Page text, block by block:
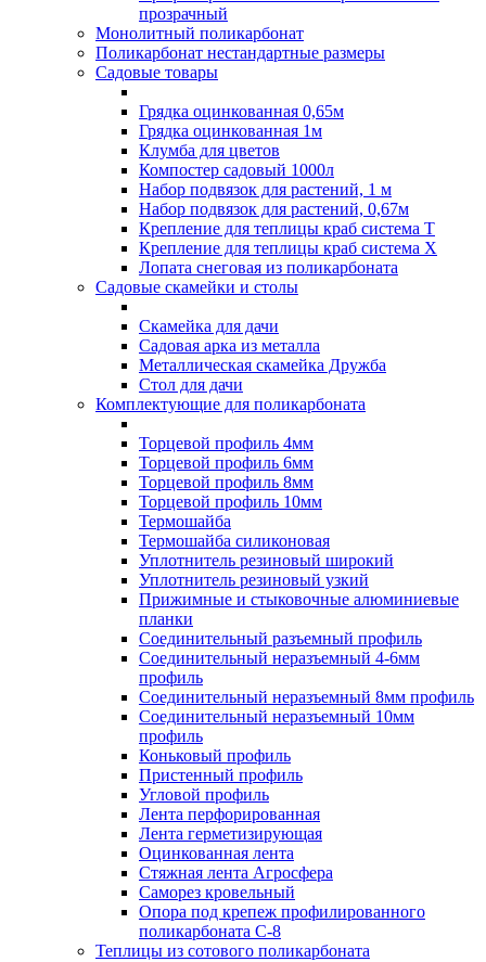
прозрачный
Монолитный поликарбонат
Поликарбонат нестандартные размеры
Садовые товары
Грядка оцинкованная 0,65м
Грядка оцинкованная 1м
Клумба для цветов
Компостер садовый 1000л
Набор подвязок для растений, 1 м
Набор подвязок для растений, 0,67м
Крепление для теплицы краб система Т
Крепление для теплицы краб система Х
Лопата снеговая из поликарбоната
Садовые скамейки и столы
Скамейка для дачи
Садовая арка из металла
Металлическая скамейка Дружба
Стол для дачи
Комплектующие для поликарбоната
Торцевой профиль 4мм
Торцевой профиль 6мм
Торцевой профиль 8мм
Торцевой профиль 10мм
Термошайба
Термошайба силиконовая
Уплотнитель резиновый широкий
Уплотнитель резиновый узкий
Прижимные и стыковочные алюминиевые
планки
Соединительный разъемный профиль
Соединительный неразъемный 4-6мм
профиль
Соединительный неразъемный 8мм профиль
Соединительный неразъемный 10мм
профиль
Коньковый профиль
Пристенный профиль
Угловой профиль
Лента перфорированная
Лента герметизирующая
Оцинкованная лента
Стяжная лента Агросфера
Саморез кровельный
Опора под крепеж профилированного
поликарбоната С-8
Теплицы из сотового поликарбоната